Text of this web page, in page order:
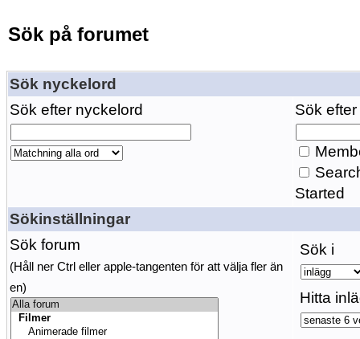
Sök på forumet
Sök nyckelord
Sök efter nyckelord
Sök
Started
Sökinställningar
Sök forum
(Håll ner Ctrl eller apple-tangenten för att välja fler än
en)
Sök i
Hitta